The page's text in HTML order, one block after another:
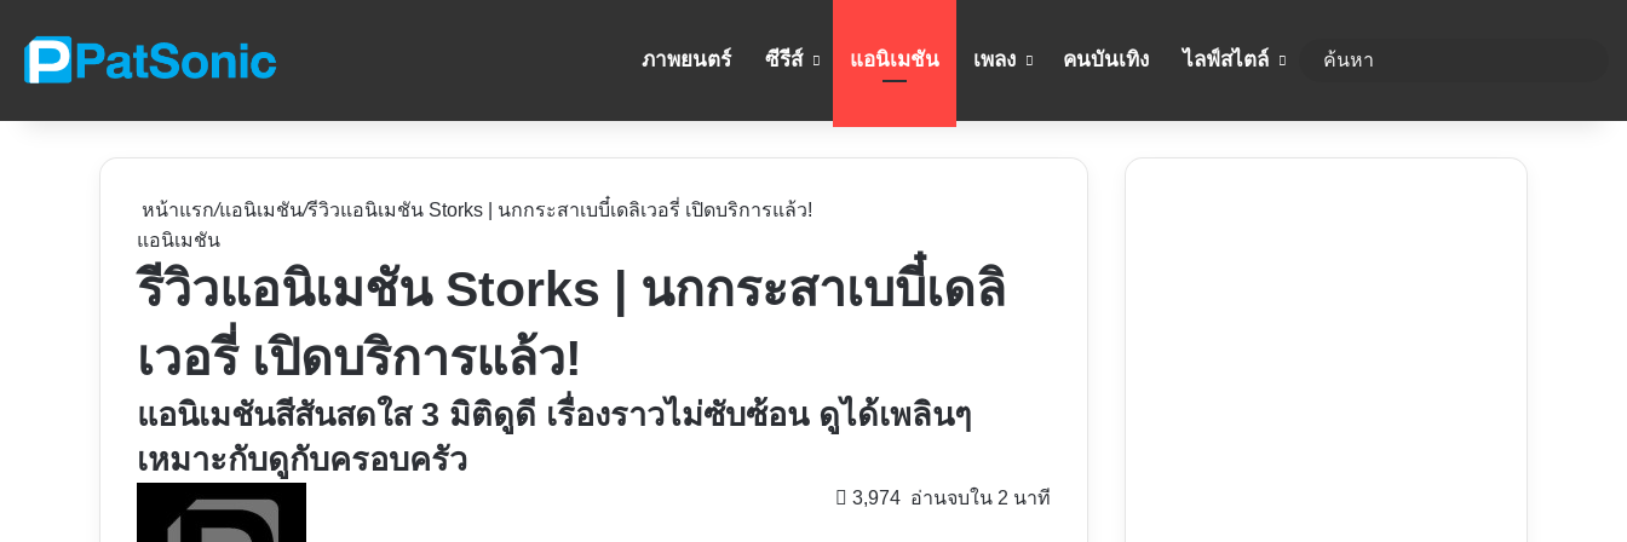
ภาพยนตร์ ซีรีส์ แอนิเมชัน เพลง คนบันเทิง ไลฟ์สไตล์
หน้าแรก/แอนิเมชัน/รีวิวแอนิเมชัน Storks | นกกระสาเบบี๋เดลิเวอรี่ เปิดบริการแล้ว!
แอนิเมชัน
รีวิวแอนิเมชัน Storks | นกกระสาเบบี๋เดลิ
เวอรี่ เปิดบริการแล้ว!
แอนิเมชันสีสันสดใส 3 มิติดูดี เรื่องราวไม่ซับซ้อน ดูได้เพลินๆ
เหมาะกับดูกับครอบครัว
3,974 อ่านจบใน 2 นาที